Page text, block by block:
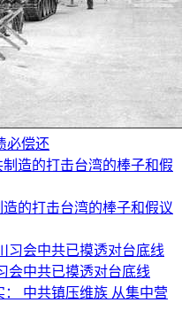
必偿还
的打击台湾的棒子和假议
会中共已摸透对台底线